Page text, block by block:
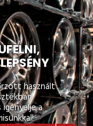
használt
a